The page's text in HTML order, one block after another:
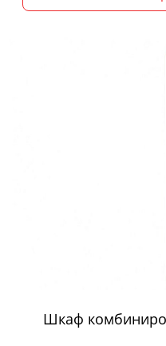
Шкаф